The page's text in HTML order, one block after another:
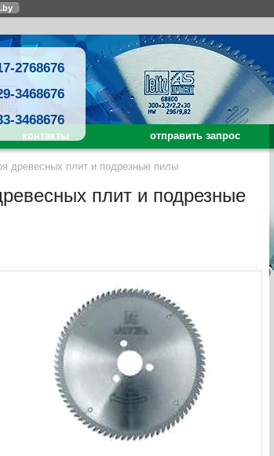
2768676
3468676
3468676
контакты отправить запрос
древесных плит и подрезные пилы
плит и подрезные